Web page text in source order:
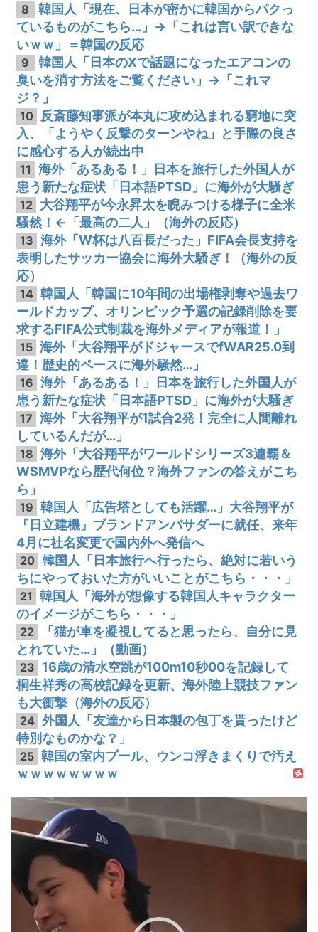
8
韓国人「現在、日本が密かに韓国からパクっ
ているものがこちら…」→「これは言い訳できな
いｗｗ」＝韓国の反応
9
韓国人「日本のXで話題になったエアコンの
臭いを消す方法をご覧ください」→「これマ
ジ？」
10 反斎藤知事派が本丸に攻め込まれる窮地に突
入、「ようやく反撃のターンやね」と手際の良さ
に感心する人が続出中
11
海外「あるある！」日本を旅行した外国人が
患う新たな症状「日本語PTSD」に海外が大騒ぎ
12 大谷翔平が今永昇太を睨みつける様子に全米
騒然！←「最高の二人」（海外の反応）
13 海外「W杯は八百長だった」FIFA会長支持を
表明したサッカー協会に海外大騒ぎ！（海外の反
応）
14 韓国人「韓国に10年間の出場権剥奪や過去ワ
ールドカップ、オリンピック予選の記録削除を要
求するFIFA公式制裁を海外メディアが報道！」
15 海外「大谷翔平がドジャースでfWAR25.0到
達！歴史的ペースに海外騒然…」
16 海外「あるある！」日本を旅行した外国人が
患う新たな症状「日本語PTSD」に海外が大騒ぎ
17 海外「大谷翔平が1試合2発！完全に人間離れ
しているんだが…」
18 海外「大谷翔平がワールドシリーズ3連覇＆
WSMVPなら歴代何位？海外ファンの答えがこち
ら」
19 韓国人「広告塔としても活躍…」大谷翔平が
『日立建機』ブランドアンバサダーに就任、来年
4月に社名変更で国内外へ発信へ
20 韓国人「日本旅行へ行ったら、絶対に若いう
ちにやっておいた方がいいことがこちら・・・」
21
韓国人「海外が想像する韓国人キャラクター
のイメージがこちら・・・」
22
「猫が車を凝視してると思ったら、自分に見
とれていた…」（動画）
23 16歳の清水空跳が100m10秒00を記録して
桐生祥秀の高校記録を更新、海外陸上競技ファン
も大衝撃（海外の反応）
24 外国人「友達から日本製の包丁を貰ったけど
特別なものかな？」
25 韓国の室内プール、ウンコ浮きまくりで汚え
ｗｗｗｗｗｗｗｗ
画
プ
ヤ
ー